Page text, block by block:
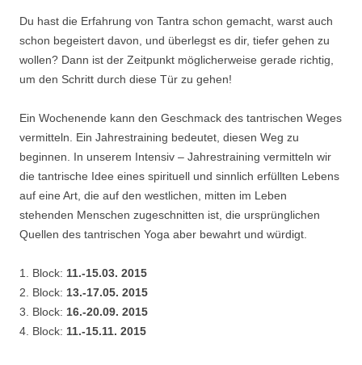
Du hast die Erfahrung von Tantra schon gemacht, warst auch
schon begeistert davon, und überlegst es dir, tiefer gehen zu
wollen? Dann ist der Zeitpunkt möglicherweise gerade richtig,
um den Schritt durch diese Tür zu gehen!
Ein Wochenende kann den Geschmack des tantrischen Weges
vermitteln. Ein Jahrestraining bedeutet, diesen Weg zu
beginnen. In unserem Intensiv – Jahrestraining vermitteln wir
die tantrische Idee eines spirituell und sinnlich erfüllten Lebens
auf eine Art, die auf den westlichen, mitten im Leben
stehenden Menschen zugeschnitten ist, die ursprünglichen
Quellen des tantrischen Yoga aber bewahrt und würdigt.
1. Block: 11.-15.03. 2015
2. Block: 13.-17.05. 2015
3. Block: 16.-20.09. 2015
4. Block: 11.-15.11. 2015